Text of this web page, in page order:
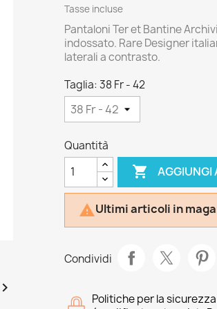

Tasse incluse
Pantaloni Ter et Bantine
indossato. Rare Designer
laterali a contrasto.
Taglia: 38 Fr - 42
Quantità
 AGGIUNGI
Ultimi articoli in
Condividi
Politiche per la sicurezza